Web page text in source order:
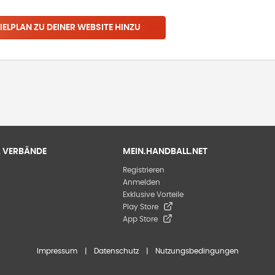
ZU DEINER WEBSITE HINZU
VERBÄNDE MEIN.HANDBALL.NET
Registrieren
Anmelden
Exklusive Vorteile
Play Store
App Store
Impressum Datenschutz Nutzungsbedingungen